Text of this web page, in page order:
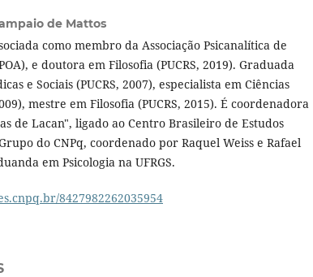
de Mattos
como membro da Associação Psicanalítica de
e doutora em Filosofia (PUCRS, 2019). Graduada
e Sociais (PUCRS, 2007), especialista em Ciências
mestre em Filosofia (PUCRS, 2015). É coordenadora
de Lacan", ligado ao Centro Brasileiro de Estudos
do CNPq, coordenado por Raquel Weiss e Rafael
em Psicologia na UFRGS.
8427982262035954